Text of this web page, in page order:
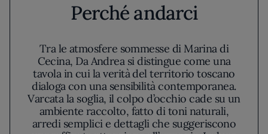
Perché andarci
Tra le atmosfere sommesse di Marina di
Cecina, Da Andrea si distingue come una
tavola in cui la verità del territorio toscano
dialoga con una sensibilità contemporanea.
Varcata la soglia, il colpo d’occhio cade su un
ambiente raccolto, fatto di toni naturali,
arredi semplici e dettagli che suggeriscono